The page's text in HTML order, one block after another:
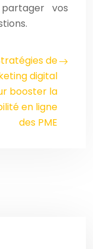
vos
de
digital
booster la
en ligne
des PME